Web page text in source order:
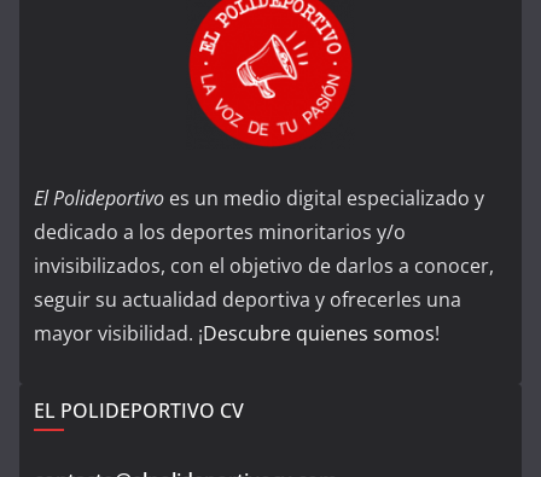
El Polideportivo es un medio digital especializado y
dedicado a los deportes minoritarios y/o
invisibilizados, con el objetivo de darlos a conocer,
seguir su actualidad deportiva y ofrecerles una
mayor visibilidad. ¡Descubre quienes somos!
EL POLIDEPORTIVO CV